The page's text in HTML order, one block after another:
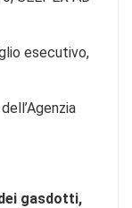
esecutivo,
gasdotti,